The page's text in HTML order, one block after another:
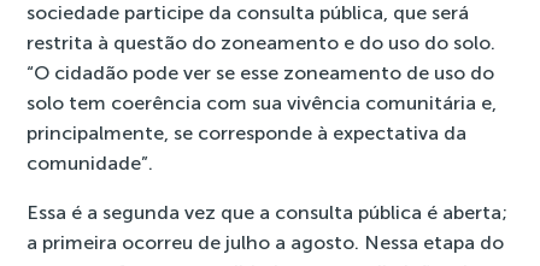
sociedade participe da consulta pública, que será
restrita à questão do zoneamento e do uso do solo.
“O cidadão pode ver se esse zoneamento de uso do
solo tem coerência com sua vivência comunitária e,
principalmente, se corresponde à expectativa da
comunidade”.
Essa é a segunda vez que a consulta pública é aberta;
a primeira ocorreu de julho a agosto. Nessa etapa do